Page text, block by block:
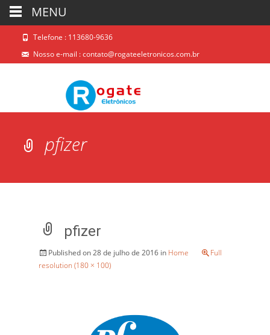
Telefone : 113680-9636
Nosso e-mail :contato@rogateeletronicos.com.br
pfizer
pfizer
Published on28 de julho de 2016 in Home
Full
resolution (180 × 100)
MENU